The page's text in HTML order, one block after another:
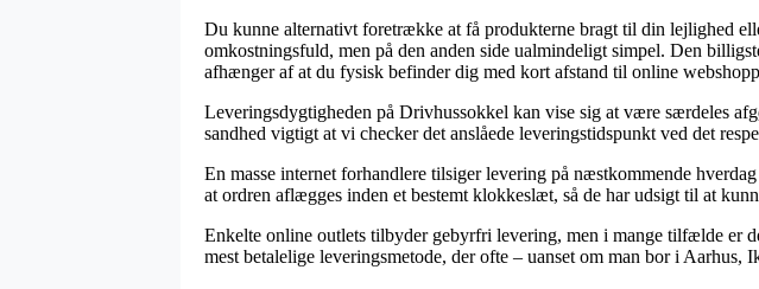
Du kunne alternativt foretrække at få produkterne bragt til din lejlighed
omkostningsfuld, men på den anden side ualmindeligt simpel. Den
afhænger af at du fysisk befinder dig med kort afstand til online
Leveringsdygtigheden på Drivhussokkel kan vise sig at være særdeles
sandhed vigtigt at vi checker det anslåede leveringstidspunkt ved det
En masse internet forhandlere tilsiger levering på næstkommende
at ordren aflægges inden et bestemt klokkeslæt, så de har udsigt til at
Enkelte online outlets tilbyder gebyrfri levering, men i mange tilfælde er
mest betalelige leveringsmetode, der ofte – uanset om man bor i